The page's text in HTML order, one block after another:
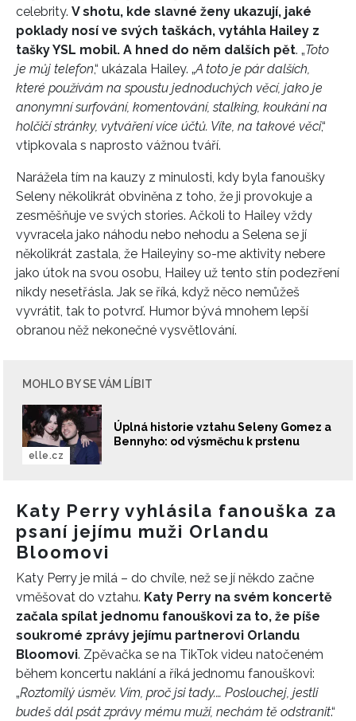
celebrity. V shotu, kde slavné ženy ukazují, jaké
poklady nosí ve svých taškách, vytáhla Hailey z
tašky YSL mobil. A hned do něm dalších pět. „Toto
je můj telefon,“ ukázala Hailey. „A toto je pár dalších,
které používám na spoustu jednoduchých věcí, jako je
anonymní surfování, komentování, stalking, koukání na
holčičí stránky, vytváření více účtů. Víte, na takové věci,“
vtipkovala s naprosto vážnou tváří.
Narážela tím na kauzy z minulosti, kdy byla fanoušky
Seleny několikrát obviněna z toho, že ji provokuje a
zesměšňuje ve svých stories. Ačkoli to Hailey vždy
vyvracela jako náhodu nebo nehodu a Selena se jí
několikrát zastala, že Haileyiny so-me aktivity nebere
jako útok na svou osobu, Hailey už tento stín podezření
nikdy nesetřásla. Jak se říká, když něco nemůžeš
vyvrátit, tak to potvrď. Humor bývá mnohem lepší
obranou něž nekonečné vysvětlování.
MOHLO BY SE VÁM LÍBIT
Úplná historie vztahu Seleny Gomez a
Bennyho: od výsměchu k prstenu
elle.cz
Katy Perry vyhlásila fanouška za
psaní jejímu muži Orlandu
Bloomovi
Katy Perry je milá – do chvíle, než se jí někdo začne
vměšovat do vztahu. Katy Perry na svém koncertě
začala spílat jednomu fanouškovi za to, že píše
soukromé zprávy jejímu partnerovi Orlandu
Bloomovi. Zpěvačka se na TikTok videu natočeném
během koncertu naklání a říká jednomu fanouškovi:
„Roztomilý úsměv. Vím, proč jsi tady.… Poslouchej, jestli
budeš dál psát zprávy mému muži, nechám tě odstranit.“